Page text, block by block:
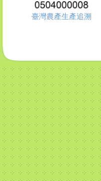
臺灣農產生產追溯